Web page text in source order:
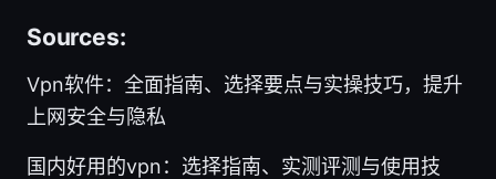
Sources:
Vpn软件：全面指南、选择要点与实操技巧，提升
上网安全与隐私
国内好用的vpn：选择指南、实测评测与使用技